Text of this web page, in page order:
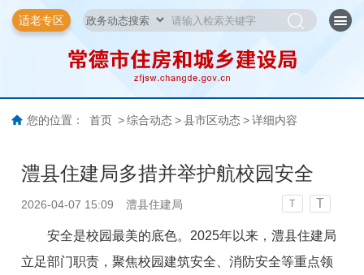
适老专区
您的位置： 首页 > 综合动态 > 县市区动态 > 详细内容
澧县住建局多措并举护航校园安全
2026-04-07 15:09 澧县住建局 T T
安全是校园最美的底色。2025年以来，澧县住建局
立足部门职责，聚焦校园建筑安全、消防安全等重点领